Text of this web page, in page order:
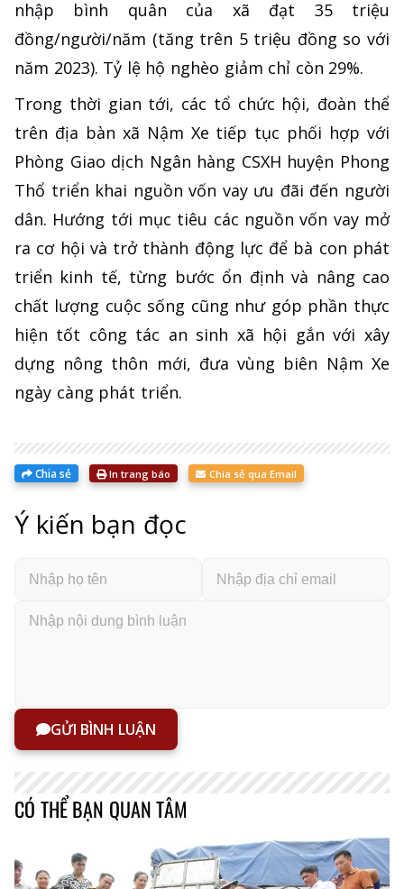
nhập bình quân của xã đạt 35 triệu
đồng/người/năm (tăng trên 5 triệu đồng so với
năm 2023). Tỷ lệ hộ nghèo giảm chỉ còn 29%.
Trong thời gian tới, các tổ chức hội, đoàn thể
trên địa bàn xã Nậm Xe tiếp tục phối hợp với
Phòng Giao dịch Ngân hàng CSXH huyện Phong
Thổ triển khai nguồn vốn vay ưu đãi đến người
dân. Hướng tới mục tiêu các nguồn vốn vay mở
ra cơ hội và trở thành động lực để bà con phát
triển kinh tế, từng bước ổn định và nâng cao
chất lượng cuộc sống cũng như góp phần thực
hiện tốt công tác an sinh xã hội gắn với xây
dựng nông thôn mới, đưa vùng biên Nậm Xe
ngày càng phát triển.
Chia sẻ In trang báo Chia sẻ qua Email
Ý kiến bạn đọc
GỬI BÌNH LUẬN
CÓ THỂ BẠN QUAN TÂM